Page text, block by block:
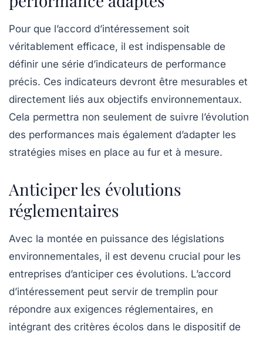
Pour que l’accord d’intéressement soit
véritablement efficace, il est indispensable de
définir une série d’indicateurs de performance
précis. Ces indicateurs devront être mesurables et
directement liés aux objectifs environnementaux.
Cela permettra non seulement de suivre l’évolution
des performances mais également d’adapter les
stratégies mises en place au fur et à mesure.
Anticiper les évolutions
réglementaires
Avec la montée en puissance des législations
environnementales, il est devenu crucial pour les
entreprises d’anticiper ces évolutions. L’accord
d’intéressement peut servir de tremplin pour
répondre aux exigences réglementaires, en
intégrant des critères écolos dans le dispositif de